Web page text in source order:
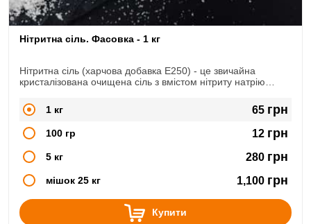
Нітритна сіль. Фасовка - 1 кг
Нітритна сіль (харчова добавка Е250) - це звичайна
кристалізована очищена сіль з вмістом нітриту натрію
при виготовленні копченостей, ковбас, сиров'ялених
продуктів.
1 кг 65 грн
100 гр 12 грн
5 кг 280 грн
мішок 25 кг 1,100 грн
Купити